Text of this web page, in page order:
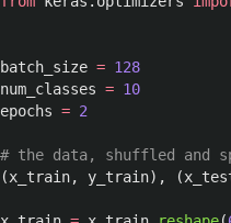
batch_size = 128
num_classes = 10
epochs = 2
(x_train, y_train), (